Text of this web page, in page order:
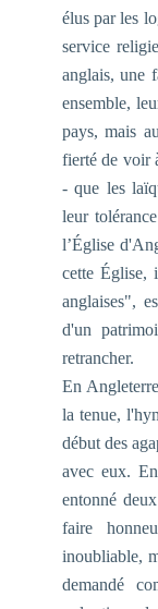
élus par les
service
anglais, une
ensemble,
pays, mais
fierté de voir
- que les
leur
l’Église
cette Église,
anglaises",
d'un
retrancher.
En
la tenue,
début des
avec eux.
entonné
faire
inoubliable,
demandé